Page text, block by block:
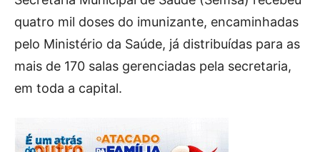
quatro mil doses do imunizante, encaminhadas
pelo Ministério da Saúde, já distribuídas para as
mais de 170 salas gerenciadas pela secretaria,
em toda a capital.